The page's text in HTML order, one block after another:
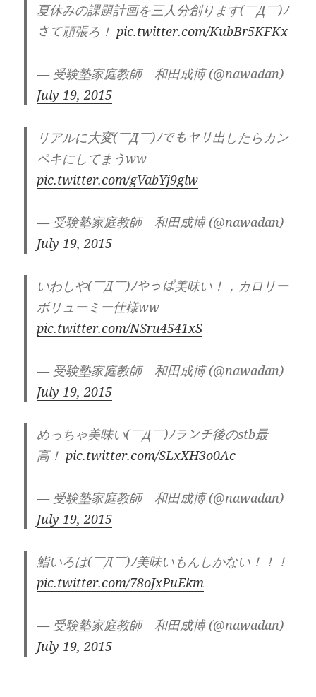
夏休みの課題計画を三人分創ります(￣Д￣)ﾉ
さて頑張ろ！ pic.twitter.com/KubBr5KFKx
— 受験塾家庭教師 和田成博 (@nawadan)
July 19, 2015
リアルに大変(￣Д￣)ﾉでもヤリ出したらカン
ペキにしてまうww
pic.twitter.com/gVabYj9glw
— 受験塾家庭教師 和田成博 (@nawadan)
July 19, 2015
いわしや(￣Д￣)ﾉやっぱ美味い！，カロリー
ボリューミー仕様ww
pic.twitter.com/NSru4541xS
— 受験塾家庭教師 和田成博 (@nawadan)
July 19, 2015
めっちゃ美味い(￣Д￣)ﾉランチ後のstb最
高！ pic.twitter.com/SLxXH3o0Ac
— 受験塾家庭教師 和田成博 (@nawadan)
July 19, 2015
鮨いろは(￣Д￣)ﾉ美味いもんしかない！！！
pic.twitter.com/78oJxPuEkm
— 受験塾家庭教師 和田成博 (@nawadan)
July 19, 2015